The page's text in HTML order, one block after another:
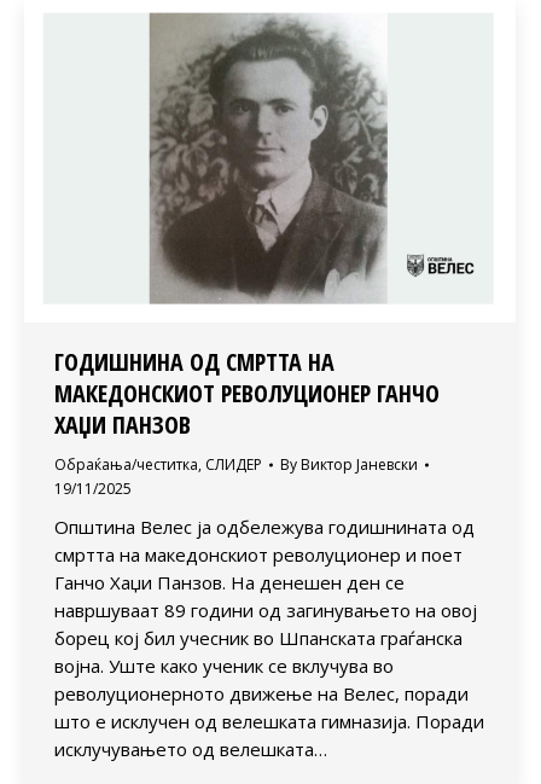
ГОДИШНИНА ОД СМРТТА НА
МАКЕДОНСКИОТ РЕВОЛУЦИОНЕР ГАНЧО
ХАЏИ ПАНЗОВ
Обраќања/честитка, СЛИДЕР By Виктор Јаневски
19/11/2025
Општина Велес ја одбележува годишнината од
смртта на македонскиот револуционер и поет
Ганчо Хаџи Панзов. На денешен ден се
навршуваат 89 години од загинувањето на овој
борец кој бил учесник во Шпанската граѓанска
војна. Уште како ученик се вклучува во
револуционерното движење на Велес, поради
што е исклучен од велешката гимназија. Поради
исклучувањето од велешката…